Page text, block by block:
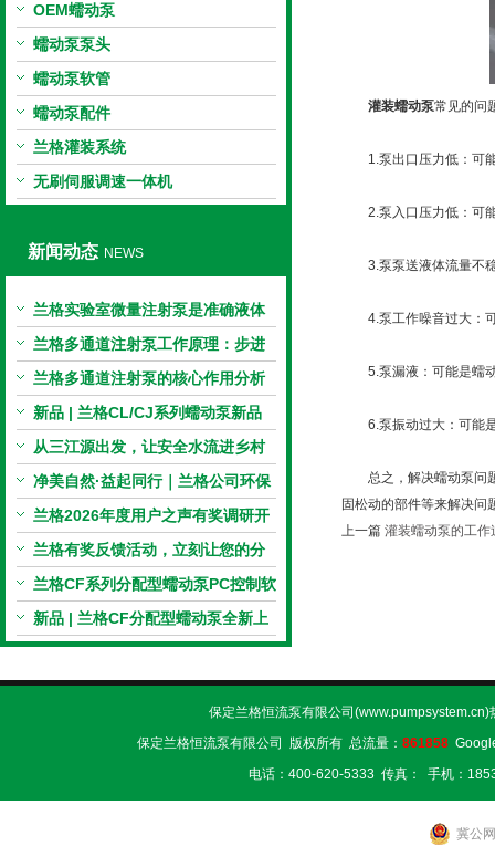
OEM蠕动泵
蠕动泵泵头
蠕动泵软管
蠕动泵配件
兰格灌装系统
无刷伺服调速一体机
新闻动态 NEWS
兰格实验室微量注射泵是准确液体
输送的科学工具
兰格多通道注射泵工作原理：步进
电机与机械传动的协同
兰格多通道注射泵的核心作用分析
新品 | 兰格CL/CJ系列蠕动泵新品
上市，小巧机身，大有可为！
从三江源出发，让安全水流进乡村
校园 | 兰格×吾水高原公益行
净美自然·益起同行｜兰格公司环保
捡拾公益活动圆满举行
兰格2026年度用户之声有奖调研开
启，京东E卡免费送！
兰格有奖反馈活动，立刻让您的分
享变成惊喜！
兰格CF系列分配型蠕动泵PC控制软
件免费版发布！即日起，通过即可
下载！
新品 | 兰格CF分配型蠕动泵全新上
市，智控每一滴！
灌装蠕动泵常见的问
1.泵出口压力低：可能
2.泵入口压力低：可能
3.泵泵送液体流量不稳
4.泵工作噪音过大：可
5.泵漏液：可能是蠕动
6.泵振动过大：可能是
总之，解决蠕动泵问题
固松动的部件等来解决问
上一篇 灌装蠕动泵的工
保定兰格恒流泵有限公司(www.pumpsystem.cn)
保定兰格恒流泵有限公司 版权所有 总流量： 861858
电话：400-620-5333 传真： 手机：
冀公